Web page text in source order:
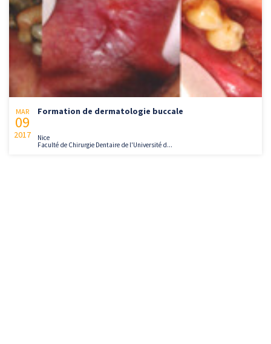
MAR
09
2017
Formation de dermatologie buccale
Nice
Faculté de Chirurgie Dentaire de l'Université d...